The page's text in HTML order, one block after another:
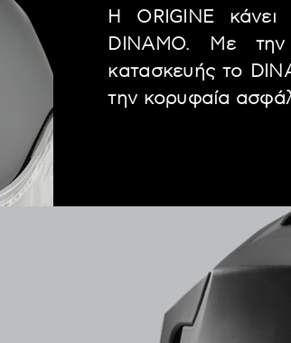
Η ORIGINE
DINAMO. Με την
κατασκευής το
την κορυφαία